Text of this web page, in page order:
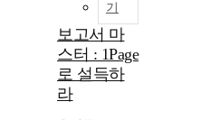
기
보고서 마
스터 : 1Page
로 설득하
라